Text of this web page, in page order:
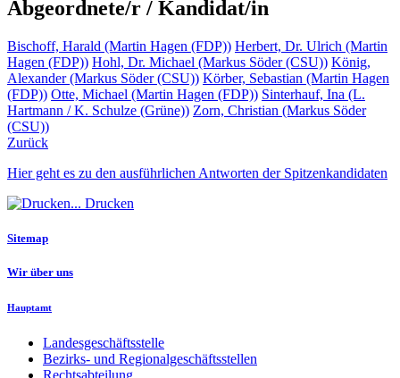
Abgeordnete/r / Kandidat/in
Bischoff, Harald (Martin Hagen (FDP)) Herbert, Dr. Ulrich (Martin
Hagen (FDP)) Hohl, Dr. Michael (Markus Söder (CSU)) König,
Alexander (Markus Söder (CSU)) Körber, Sebastian (Martin Hagen
(FDP)) Otte, Michael (Martin Hagen (FDP)) Sinterhauf, Ina (L.
Hartmann / K. Schulze (Grüne)) Zorn, Christian (Markus Söder
(CSU))
Zurück
Hier geht es zu den ausführlichen Antworten der Spitzenkandidaten
Drucken
Sitemap
Wir über uns
Hauptamt
Landesgeschäftsstelle
Bezirks- und Regionalgeschäftsstellen